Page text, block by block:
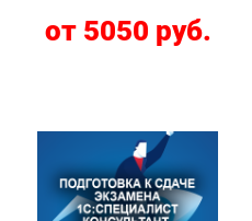
от 5050 руб.